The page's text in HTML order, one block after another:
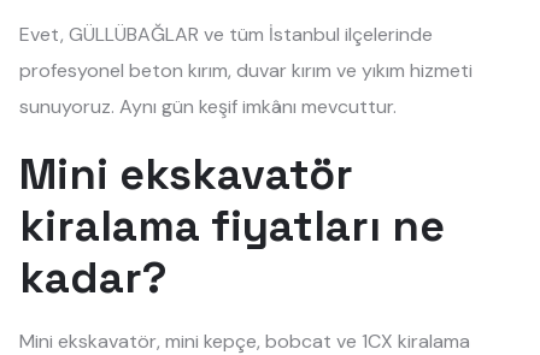
Evet, GÜLLÜBAĞLAR ve tüm İstanbul ilçelerinde
profesyonel beton kırım, duvar kırım ve yıkım hizmeti
sunuyoruz. Aynı gün keşif imkânı mevcuttur.
Mini ekskavatör
kiralama fiyatları ne
kadar?
Mini ekskavatör, mini kepçe, bobcat ve 1CX kiralama